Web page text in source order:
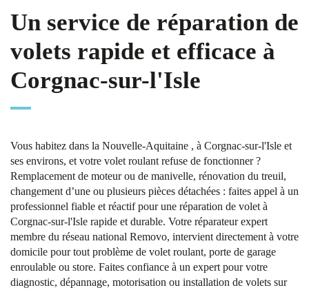
Un service de réparation de
volets rapide et efficace à
Corgnac-sur-l'Isle
Vous habitez dans la Nouvelle-Aquitaine , à Corgnac-sur-l'Isle et
ses environs, et votre volet roulant refuse de fonctionner ?
Remplacement de moteur ou de manivelle, rénovation du treuil,
changement d’une ou plusieurs pièces détachées : faites appel à un
professionnel fiable et réactif pour une réparation de volet à
Corgnac-sur-l'Isle rapide et durable. Votre réparateur expert
membre du réseau national Removo, intervient directement à votre
domicile pour tout problème de volet roulant, porte de garage
enroulable ou store. Faites confiance à un expert pour votre
diagnostic, dépannage, motorisation ou installation de volets sur